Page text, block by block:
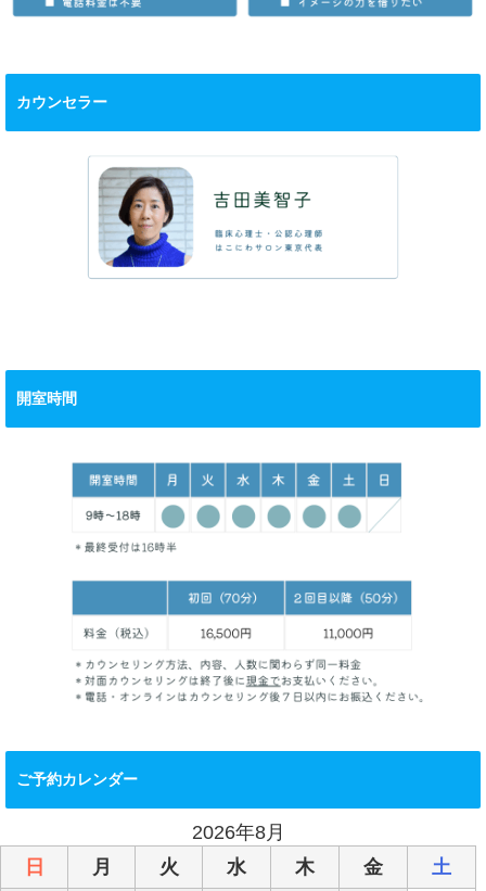
カウンセラー
開室時間
ご予約カレンダー
2026年8月
日
月 火 水 木 金 土